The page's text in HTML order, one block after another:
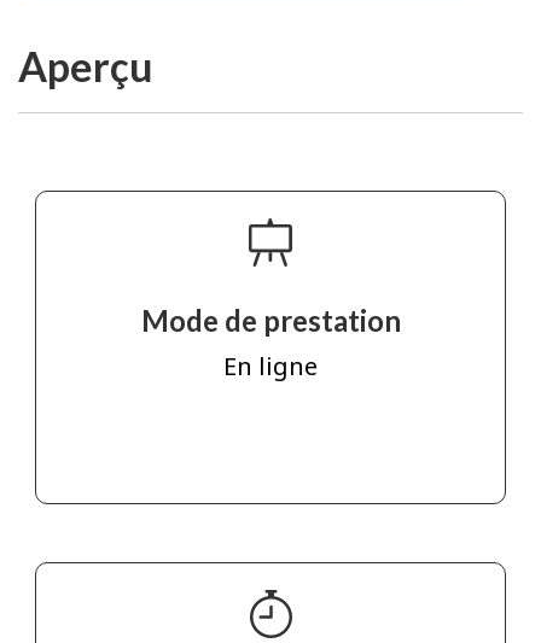
Aperçu
Mode de prestation
En ligne